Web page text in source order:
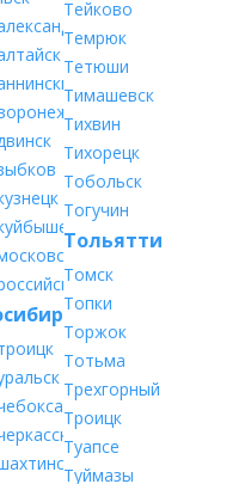
Тейково
Темрюк
Тетюши
Тимашевск
Тихвин
Тихорецк
Тобольск
Тогучин
Тольятти
Томск
Топки
Торжок
Тотьма
Трехгорный
Троицк
Туапсе
Туймазы